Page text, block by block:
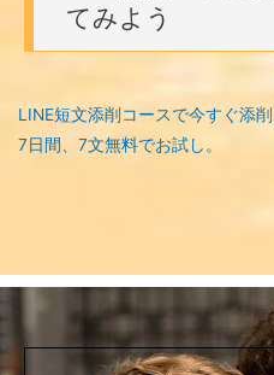
てみよう
LINE短文添削コースで今すぐ添削
7日間、7文無料でお試し。